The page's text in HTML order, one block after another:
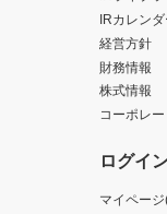
IRカレン
経営方針
財務情報
株式情報
コーポレー
ログイ
マイペー